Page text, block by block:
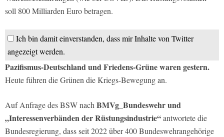
soll 800 Milliarden Euro betragen.
Ich bin damit einverstanden, dass mir Inhalte von Twitter
angezeigt werden.
Pazifismus-Deutschland und Friedens-Grüne waren gestern.
Heute führen die Grünen die Kriegs-Bewegung an.
Auf Anfrage des BSW nachBMVg_Bundeswehr und
„Interessenverbänden der Rüstungsindustrie“antwortete die
Bundesregierung, dass seit 2022 über 400 Bundeswehrangehörige